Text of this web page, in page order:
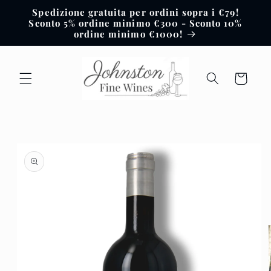
direttamente
ai contenuti
Spedizione gratuita per ordini sopra i €79!
Sconto 5% ordine minimo €300 - Sconto 10%
ordine minimo €1000!
Carrello